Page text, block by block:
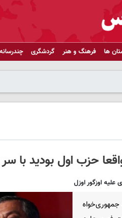
ها فرهنگ و هنر گردشگری
حزب اول بودید با